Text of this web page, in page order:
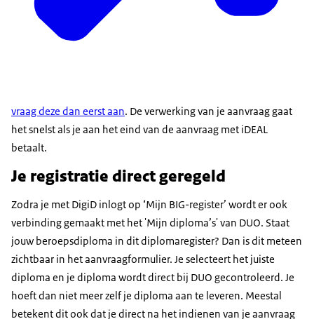
vraag deze dan eerst aan. De verwerking van je aanvraag gaat
het snelst als je aan het eind van de aanvraag met iDEAL
betaalt.
Je registratie direct geregeld
Zodra je met DigiD inlogt op ‘Mijn BIG-register’ wordt er ook
verbinding gemaakt met het 'Mijn diploma’s' van DUO. Staat
jouw beroepsdiploma in dit diplomaregister? Dan is dit meteen
zichtbaar in het aanvraagformulier. Je selecteert het juiste
diploma en je diploma wordt direct bij DUO gecontroleerd. Je
hoeft dan niet meer zelf je diploma aan te leveren. Meestal
betekent dit ook dat je direct na het indienen van je aanvraag